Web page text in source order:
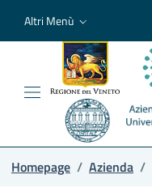
Altri Menù
Homepage / Azienda /